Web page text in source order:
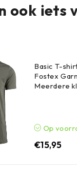
ook iets
Basic T-
Fostex
Meerdere
Op
€15,95